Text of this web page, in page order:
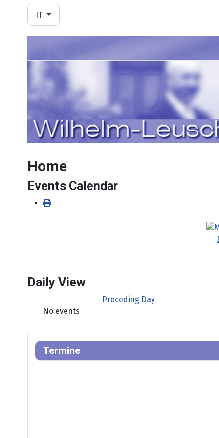
Seleziona la tua lingua
IT
Home
Events Calendar
Daily View
Preceding Day
No events
Termine